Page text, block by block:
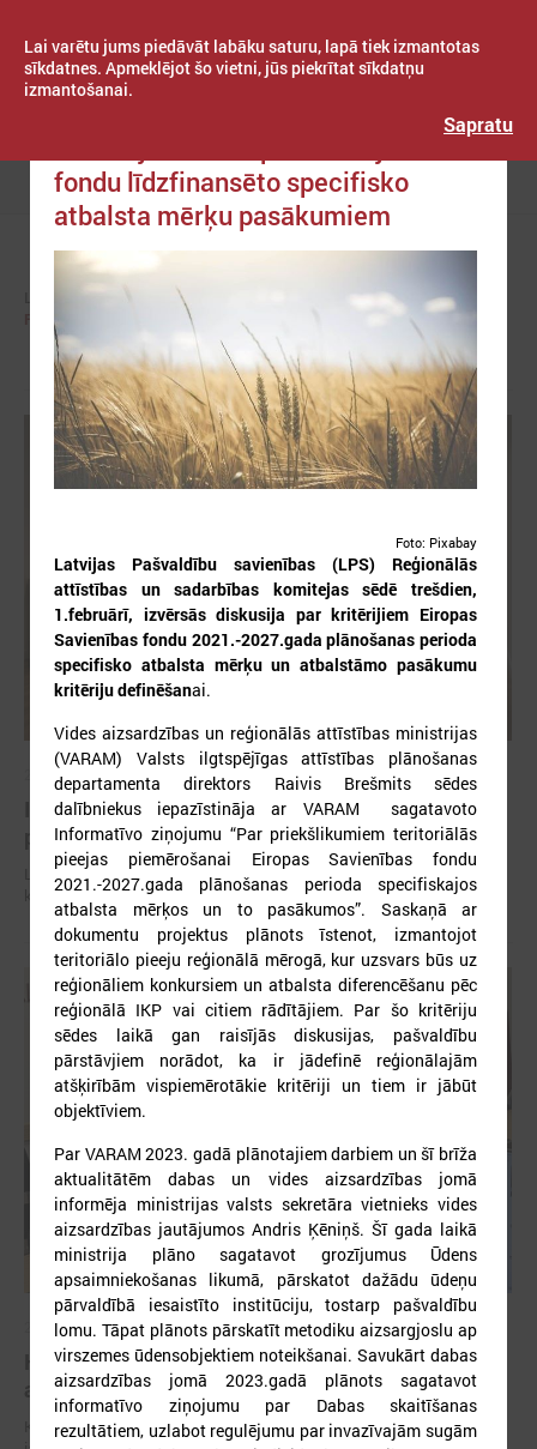
Lai varētu jums piedāvāt labāku saturu, lapā tiek izmantotas
sīkdatnes. Apmeklējot šo vietni, jūs piekrītat sīkdatņu
izmantošanai.
Sapratu
Izvēlne
KOMITEJAS
REĢIONĀLĀS ATTĪSTĪBAS UN SADARBĪBAS KOMITEJA
2026. gada 06. augusts
Izglītības un kultūras komitejas sēde 10.augustā
plkst.14.30
Latvijas Pašvaldību savienība (LPS) aicina piedalīties LPS Izglītības un
kultūras komitejas sēdē, kas notiks šī gada 10.augustā plkst.14.30.
2026. gada 29. aprīlis
Komitejā runā par vides piesārņojuma un ūdens
apsaimniekošanas jautājumiem
Komitejā runā par vides piesārņojuma un ūdens apsaimniekošanas
fondu līdzfinansēto specifisko
atbalsta mērķu pasākumiem
Foto: Pixabay
Latvijas Pašvaldību savienības (LPS) Reģionālās
attīstības un sadarbības komitejas sēdē trešdien,
1.februārī, izvērsās diskusija par kritērijiem Eiropas
Savienības fondu 2021.-2027.gada plānošanas perioda
specifisko atbalsta mērķu un atbalstāmo pasākumu
kritēriju definēšanai.
Vides aizsardzības un reģionālās attīstības ministrijas
(VARAM) Valsts ilgtspējīgas attīstības plānošanas
departamenta direktors Raivis Brešmits sēdes
dalībniekus iepazīstināja ar VARAM sagatavoto
Informatīvo ziņojumu “Par priekšlikumiem teritoriālās
pieejas piemērošanai Eiropas Savienības fondu
2021.-2027.gada plānošanas perioda specifiskajos
atbalsta mērķos un to pasākumos”. Saskaņā ar
dokumentu projektus plānots īstenot, izmantojot
teritoriālo pieeju reģionālā mērogā, kur uzsvars būs uz
reģionāliem konkursiem un atbalsta diferencēšanu pēc
reģionālā IKP vai citiem rādītājiem. Par šo kritēriju
sēdes laikā gan raisījās diskusijas, pašvaldību
pārstāvjiem norādot, ka ir jādefinē reģionālajām
atšķirībām vispiemērotākie kritēriji un tiem ir jābūt
objektīviem.
Par VARAM 2023. gadā plānotajiem darbiem un šī brīža
aktualitātēm dabas un vides aizsardzības jomā
informēja ministrijas valsts sekretāra vietnieks vides
aizsardzības jautājumos Andris Ķēniņš. Šī gada laikā
ministrija plāno sagatavot grozījumus Ūdens
apsaimniekošanas likumā, pārskatot dažādu ūdeņu
pārvaldībā iesaistīto institūciju, tostarp pašvaldību
lomu. Tāpat plānots pārskatīt metodiku aizsargjoslu ap
virszemes ūdensobjektiem noteikšanai. Savukārt dabas
aizsardzības jomā 2023.gadā plānots sagatavot
informatīvo ziņojumu par Dabas skaitīšanas
rezultātiem, uzlabot regulējumu par invazīvajām sugām